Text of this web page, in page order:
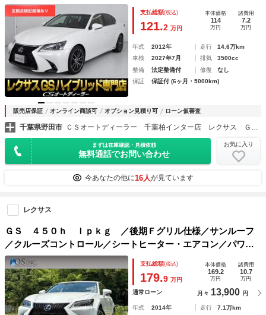
ンチＡＷ）（スピンドルエアロ）（ＨＵＤ）（クリアランスソ
ナー）（電動シート）（クルーズコントロール）（ＬＥＤヘッ
ドライト）
支払総額(税込)
121.2 万円
本体価格
114
万円
諸費用
7.2
万円
年式 2012年 走行
14.6万km
車検
2027年7月 排気
3500cc
整備
法定整備付 修復
なし
保証
保証付 (6ヶ月・5000km)
販売店保証 オンライン商談可 オプション見積り可 ローン仮審査
千葉県野田市 ＣＳオートディーラー 千葉柏インター店 レクサス ＧＳ・ＧＳ－ＨＶ・ＩＳ・ＩＳ－ＨＶ 中古車専門店
まずは在庫確認・見積依頼
無料通話でお問い合わせ
お気に入り
今あなたの他に16人が見ています
レクサス
ＧＳ ４５０ｈ Ｉｐｋｇ ／後期Ｆグリル仕様／サンルーフ
／クルーズコントロール／シートヒーター・エアコン／パワー
シート／シートメモリ／ＥＴＣ／Ｂｌｕｅｔｏｏｔｈ／バック
カメラ／フルセグＴＶ／プッシュスタート／ＵＳＢ接続
支払総額(税込)
179.9 万円
本体価格
169.2
万円
諸費用
10.7
万円
通常ローン 月々 13,900 円
年式 2014年 走行
7.1万km